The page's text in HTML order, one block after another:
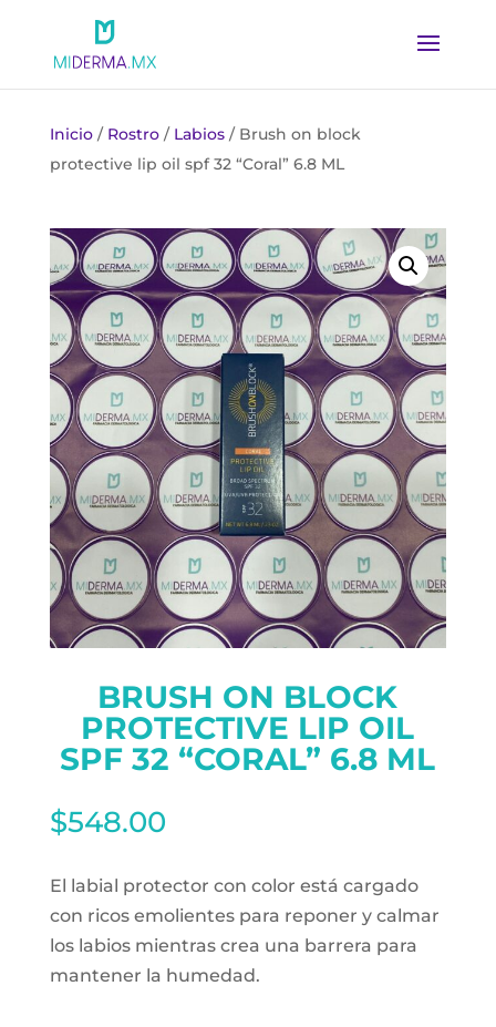
Inicio/ Rostro/ Labios/ Brush on block
protective lip oil spf 32 “Coral” 6.8 ML
BRUSH ON BLOCK
PROTECTIVE LIP OIL
SPF 32 “CORAL” 6.8 ML
$548.00
El labial protector con color está cargado
con ricos emolientes para reponer y calmar
los labios mientras crea una barrera para
mantener la humedad.